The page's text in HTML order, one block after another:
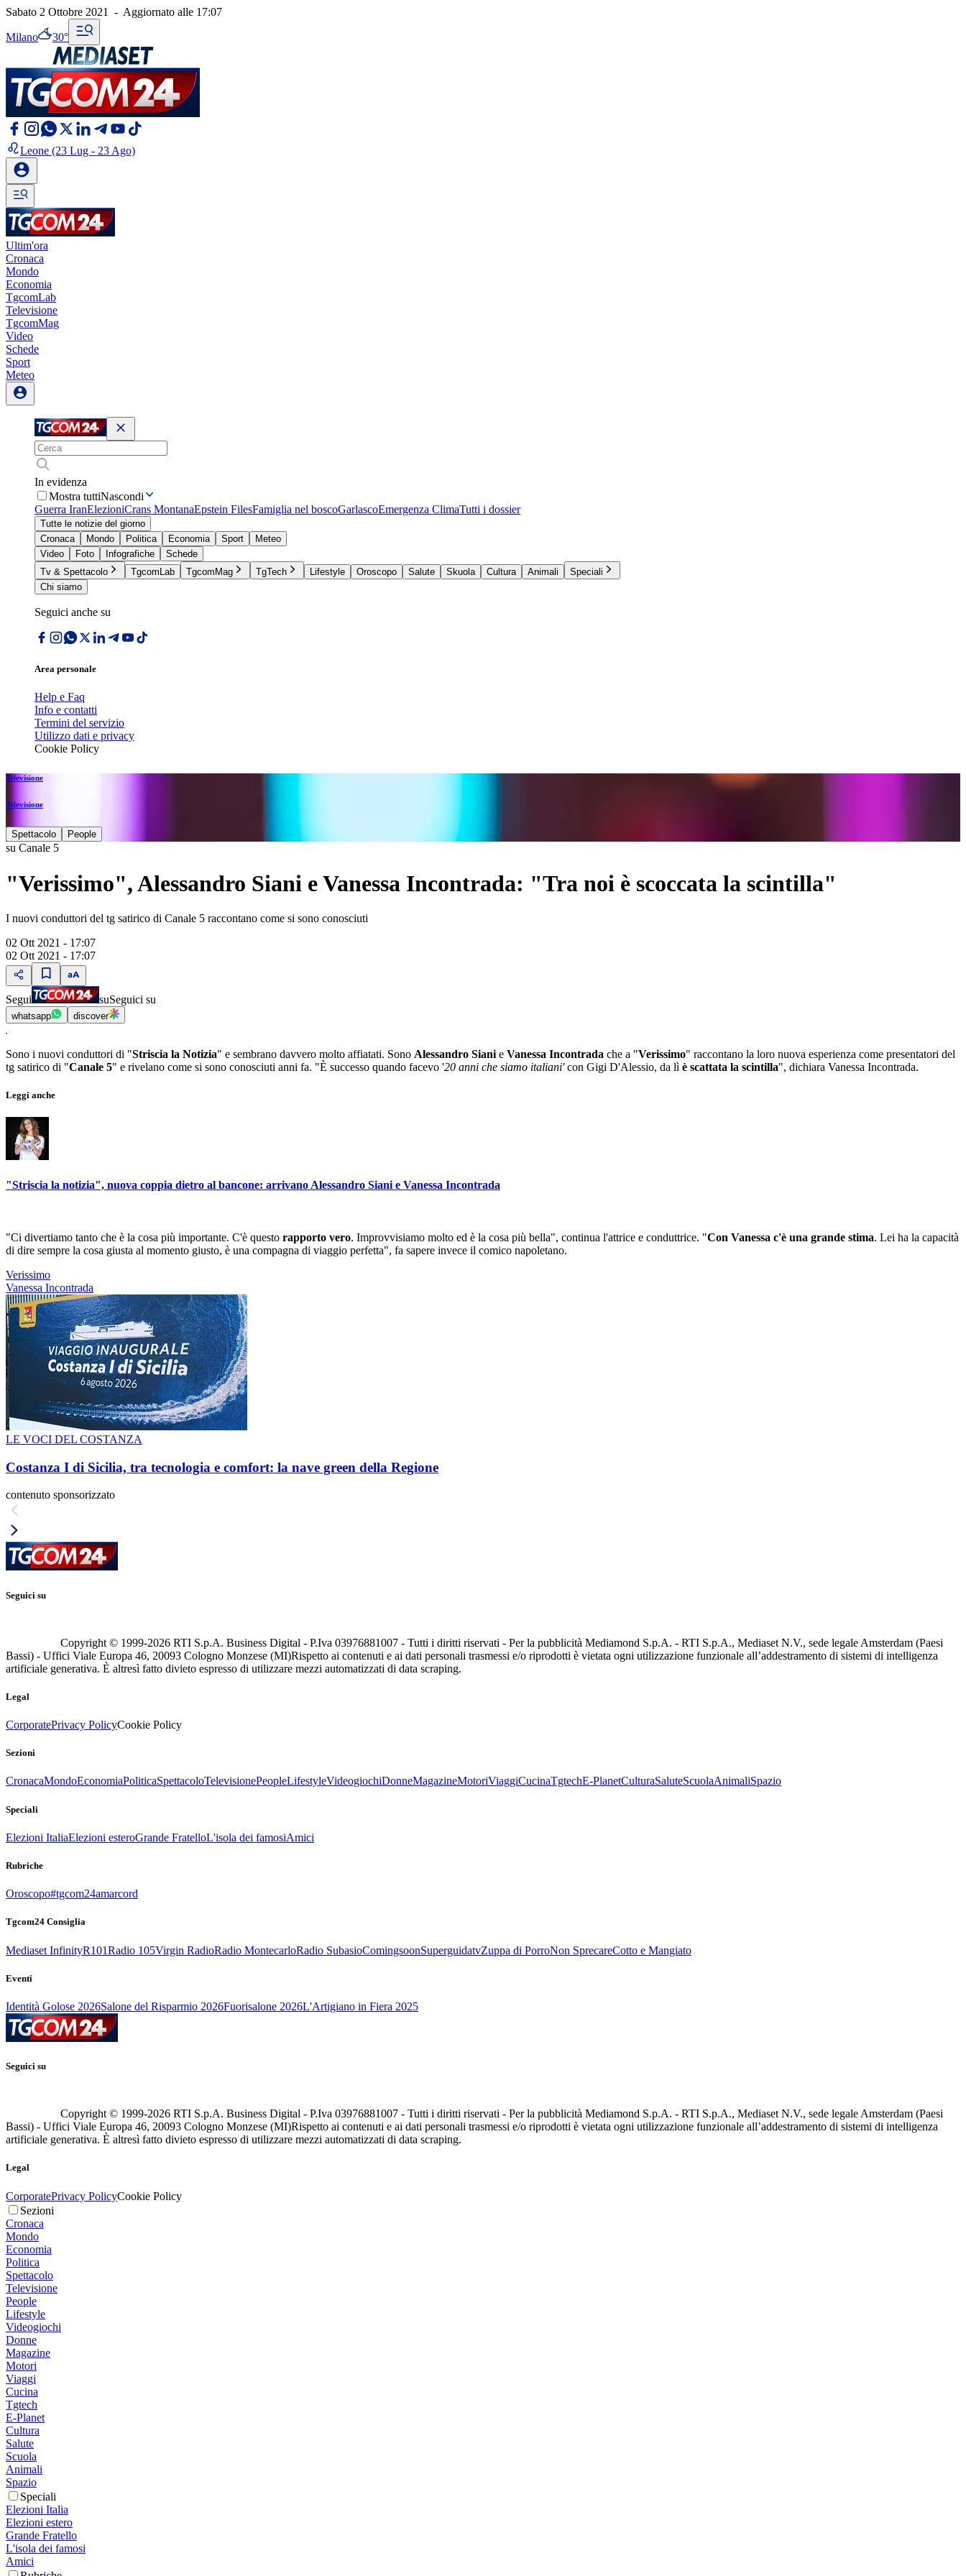
Sabato 2 Ottobre 2021 - Aggiornato alle 17:07
Milano 30°
Leone (23 Lug - 23 Ago)
Ultim'ora
Cronaca
Mondo
Economia
TgcomLab
Televisione
TgcomMag
Video
Schede
Sport
Meteo
In evidenza
Mostra tuttiNascondi
Guerra IranElezioniCrans MontanaEpstein FilesFamiglia nel boscoGarlascoEmergenza ClimaTutti i dossier
Tutte le notizie del giorno
Cronaca
Mondo Politica Economia Sport
Meteo
Video
Foto Infografiche
Schede
Tv & Spettacolo
TgcomLab TgcomMag TgTech Lifestyle Oroscopo Salute Skuola Cultura Animali
Speciali
Chi siamo
Seguici anche su
Area personale
Help e Faq
Info e contatti
Termini del servizio
Utilizzo dati e privacy
Cookie Policy
Televisione
Televisione
Spettacolo People
su Canale 5
"Verissimo", Alessandro Siani e Vanessa Incontrada: "Tra noi è scoccata la scintilla"
I nuovi conduttori del tg satirico di Canale 5 raccontano come si sono conosciuti
02 Ott 2021 - 17:07
02 Ott 2021 - 17:07
Segui suSeguici su
whatsapp discover
Sono i nuovi conduttori di "Striscia la Notizia" e sembrano davvero molto affiatati. Sono Alessandro Siani e Vanessa Incontrada che a "Verissimo" raccontano la loro nuova esperienza come presentatori del
tg satirico di "Canale 5" e rivelano come si sono conosciuti anni fa. "È successo quando facevo '20 anni che siamo italiani'con Gigi D'Alessio, da lì è scattata la scintilla", dichiara Vanessa Incontrada.
Leggi anche
"Striscia la notizia", nuova coppia dietro al bancone: arrivano Alessandro Siani e Vanessa Incontrada
"Ci divertiamo tanto che è la cosa più importante. C'è questo rapporto vero. Improvvisiamo molto ed è la cosa più bella", continua l'attrice e conduttrice. "Con Vanessa c'è una grande stima. Lei ha la capacità
di dire sempre la cosa giusta al momento giusto, è una compagna di viaggio perfetta", fa sapere invece il comico napoletano.
Verissimo
Vanessa Incontrada
LE VOCI DEL COSTANZA
Costanza I di Sicilia, tra tecnologia e comfort: la nave green della Regione
contenuto sponsorizzato
Seguici su
Copyright © 1999-2026 RTI S.p.A. Business Digital - P.Iva 03976881007 - Tutti i diritti riservati - Per la pubblicità Mediamond S.p.A. - RTI S.p.A., Mediaset N.V., sede legale Amsterdam (Paesi
Bassi) - Uffici Viale Europa 46, 20093 Cologno Monzese (MI)Rispetto ai contenuti e ai dati personali trasmessi e/o riprodotti è vietata ogni utilizzazione funzionale all’addestramento di sistemi di intelligenza
artificiale generativa. È altresì fatto divieto espresso di utilizzare mezzi automatizzati di data scraping.
Legal
CorporatePrivacy PolicyCookie Policy
Sezioni
CronacaMondoEconomiaPoliticaSpettacoloTelevisionePeopleLifestyleVideogiochiDonneMagazineMotoriViaggiCucinaTgtechE-PlanetCulturaSaluteScuolaAnimaliSpazio
Speciali
Elezioni ItaliaElezioni esteroGrande FratelloL'isola dei famosiAmici
Rubriche
Oroscopo#tgcom24amarcord
Tgcom24 Consiglia
Mediaset InfinityR101Radio 105Virgin RadioRadio MontecarloRadio SubasioComingsoonSuperguidatvZuppa di PorroNon SprecareCotto e Mangiato
Eventi
Identità Golose 2026Salone del Risparmio 2026Fuorisalone 2026L'Artigiano in Fiera 2025
Seguici su
Copyright © 1999-2026 RTI S.p.A. Business Digital - P.Iva 03976881007 - Tutti i diritti riservati - Per la pubblicità Mediamond S.p.A. - RTI S.p.A., Mediaset N.V., sede legale Amsterdam (Paesi
Bassi) - Uffici Viale Europa 46, 20093 Cologno Monzese (MI)Rispetto ai contenuti e ai dati personali trasmessi e/o riprodotti è vietata ogni utilizzazione funzionale all’addestramento di sistemi di intelligenza
artificiale generativa. È altresì fatto divieto espresso di utilizzare mezzi automatizzati di data scraping.
Legal
CorporatePrivacy PolicyCookie Policy
Sezioni
Cronaca
Mondo
Economia
Politica
Spettacolo
Televisione
People
Lifestyle
Videogiochi
Donne
Magazine
Motori
Viaggi
Cucina
Tgtech
E-Planet
Cultura
Salute
Scuola
Animali
Spazio
Speciali
Elezioni Italia
Elezioni estero
Grande Fratello
L'isola dei famosi
Amici